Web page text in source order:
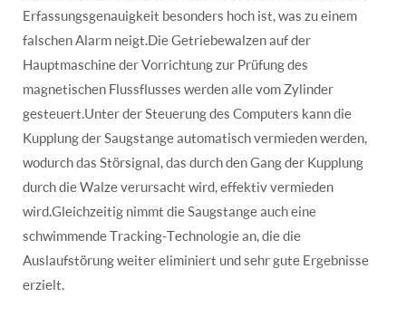
Erfassungsgenauigkeit besonders hoch ist, was zu einem
falschen Alarm neigt.Die Getriebewalzen auf der
Hauptmaschine der Vorrichtung zur Prüfung des
magnetischen Flussflusses werden alle vom Zylinder
gesteuert.Unter der Steuerung des Computers kann die
Kupplung der Saugstange automatisch vermieden werden,
wodurch das Störsignal, das durch den Gang der Kupplung
durch die Walze verursacht wird, effektiv vermieden
wird.Gleichzeitig nimmt die Saugstange auch eine
schwimmende Tracking-Technologie an, die die
Auslaufstörung weiter eliminiert und sehr gute Ergebnisse
erzielt.